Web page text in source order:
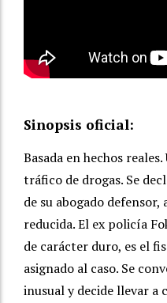
Sinopsis oficial:
Basada en hechos
tráfico de drogas. Se
de su abogado
reducida. El ex policía
de carácter duro, es el
asignado al caso. Se
inusual y decide llevar a